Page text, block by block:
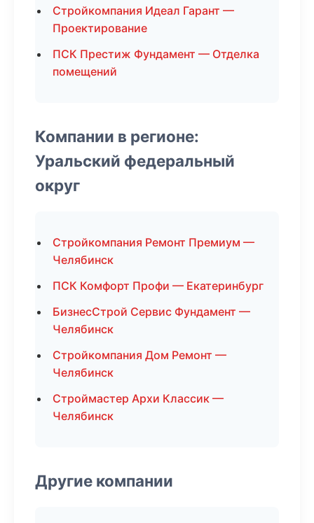
Стройкомпания Идеал Гарант —
Проектирование
ПСК Престиж Фундамент — Отделка
помещений
Компании в регионе:
Уральский федеральный
округ
Стройкомпания Ремонт Премиум —
Челябинск
ПСК Комфорт Профи — Екатеринбург
БизнесСтрой Сервис Фундамент —
Челябинск
Стройкомпания Дом Ремонт —
Челябинск
Строймастер Архи Классик —
Челябинск
Другие компании